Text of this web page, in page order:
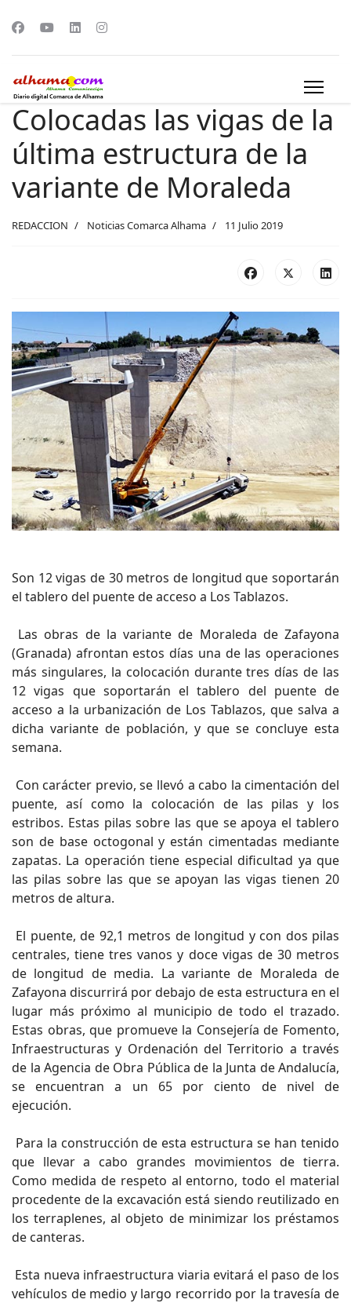
Colocadas las vigas de la
última estructura de la
variante de Moraleda
REDACCION Noticias Comarca Alhama 11 Julio 2019
Son 12 vigas de 30 metros de longitud que soportarán
el tablero del puente de acceso a Los Tablazos.
Las obras de la variante de Moraleda de Zafayona
(Granada) afrontan estos días una de las operaciones
más singulares, la colocación durante tres días de las
12 vigas que soportarán el tablero del puente de
acceso a la urbanización de Los Tablazos, que salva a
dicha variante de población, y que se concluye esta
semana.
Con carácter previo, se llevó a cabo la cimentación del
puente, así como la colocación de las pilas y los
estribos. Estas pilas sobre las que se apoya el tablero
son de base octogonal y están cimentadas mediante
zapatas. La operación tiene especial dificultad ya que
las pilas sobre las que se apoyan las vigas tienen 20
metros de altura.
El puente, de 92,1 metros de longitud y con dos pilas
centrales, tiene tres vanos y doce vigas de 30 metros
de longitud de media. La variante de Moraleda de
Zafayona discurrirá por debajo de esta estructura en el
lugar más próximo al municipio de todo el trazado.
Estas obras, que promueve la Consejería de Fomento,
Infraestructuras y Ordenación del Territorio a través
de la Agencia de Obra Pública de la Junta de Andalucía,
se encuentran a un 65 por ciento de nivel de
ejecución.
Para la construcción de esta estructura se han tenido
que llevar a cabo grandes movimientos de tierra.
Como medida de respeto al entorno, todo el material
procedente de la excavación está siendo reutilizado en
los terraplenes, al objeto de minimizar los préstamos
de canteras.
Esta nueva infraestructura viaria evitará el paso de los
vehículos de medio y largo recorrido por la travesía de